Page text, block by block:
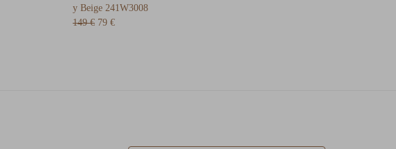
y Beige 241W3008
149 € 79 €